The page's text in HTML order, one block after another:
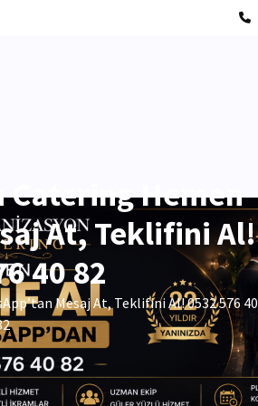
Catering Hemen
At, Teklifini Al!
40 82
Mesaj At, Teklifini Al! 0532 576 40